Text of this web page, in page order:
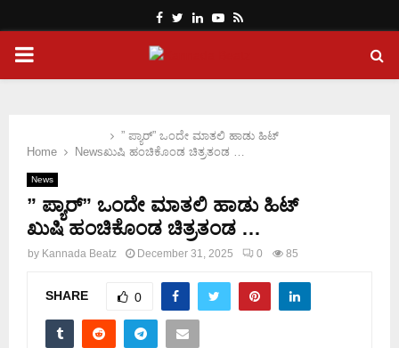
Facebook
Twitter
LinkedinYoutube
Rss
PRIMARY
Home News
” ಪ್ಯಾರ್” ಒಂದೇ ಮಾತಲಿ ಹಾಡು ಹಿಟ್
ಖುಷಿ ಹಂಚಿಕೊಂಡ ಚಿತ್ರತಂಡ …
News
” ಪ್ಯಾರ್” ಒಂದೇ ಮಾತಲಿ ಹಾಡು ಹಿಟ್
ಖುಷಿ ಹಂಚಿಕೊಂಡ ಚಿತ್ರತಂಡ …
by Kannada Beatz December 31, 2025 0 85
SHARE 0